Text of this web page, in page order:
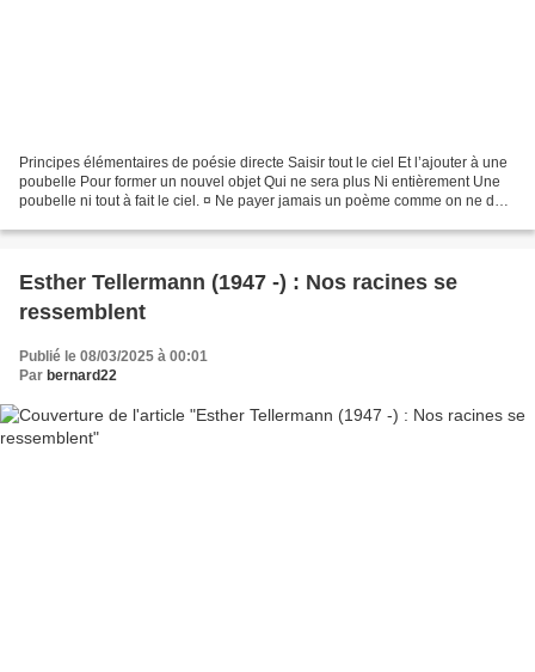
Principes élémentaires de poésie directe Saisir tout le ciel Et l’ajouter à une
poubelle Pour former un nouvel objet Qui ne sera plus Ni entièrement Une
poubelle ni tout à fait le ciel. ¤ Ne payer jamais un poème comme on ne doit
Esther Tellermann (1947 -) : Nos racines se
ressemblent
Publié le 08/03/2025 à 00:01
Par bernard22